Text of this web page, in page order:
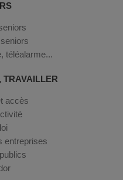
téléalarme...
TRAVAILLER
accès
entreprises